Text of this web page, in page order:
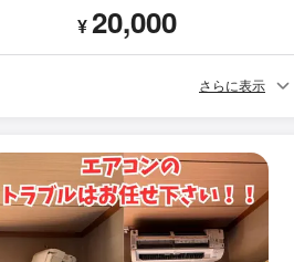
¥20,000
さらに表示